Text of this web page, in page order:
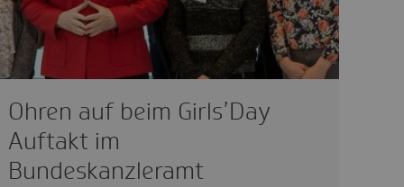
Ohren auf beim Girls’Day
Auftakt im
Bundeskanzleramt